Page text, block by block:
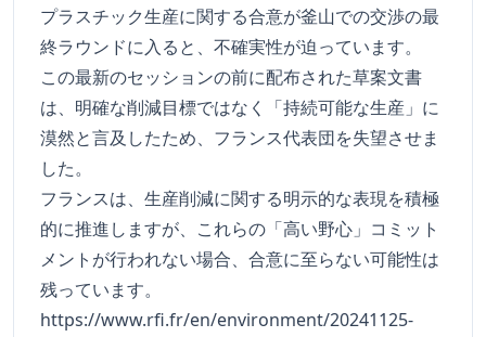
プラスチック生産に関する合意が釜山での交渉の最
終ラウンドに入ると、不確実性が迫っています。
この最新のセッションの前に配布された草案文書
は、明確な削減目標ではなく「持続可能な生産」に
漠然と言及したため、フランス代表団を失望させま
した。
フランスは、生産削減に関する明示的な表現を積極
的に推進しますが、これらの「高い野心」コミット
メントが行われない場合、合意に至らない可能性は
残っています。
https://www.rfi.fr/en/environment/20241125-